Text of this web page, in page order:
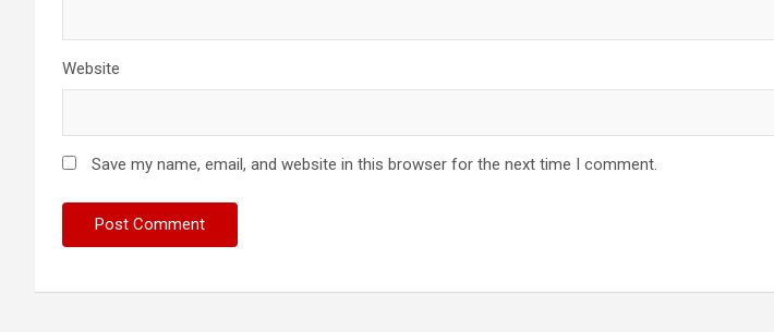
Website
Save my name, email, and website in this browser for the next time I comment.